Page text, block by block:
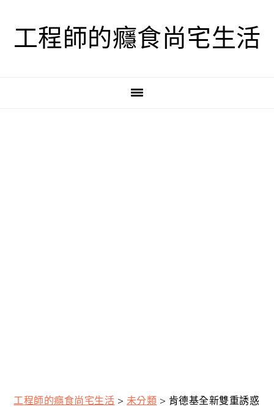
工程師的癮食尚宅生活
工程師的癮食尚宅生活 > 未分類 > 肯德基全新雙重誘惑